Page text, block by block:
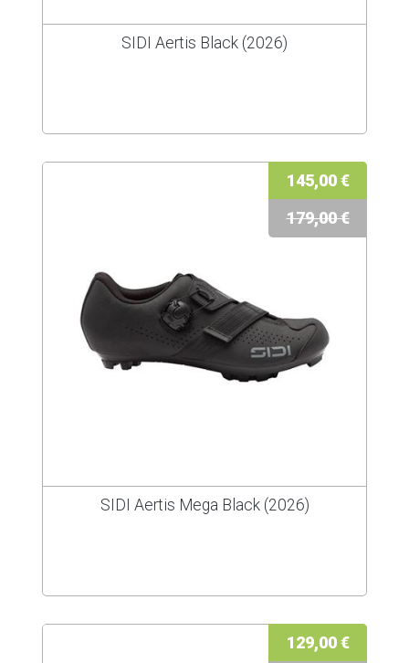
SIDI Aertis Black (2026)
145,00 €
179,00 €
SIDI Aertis Mega Black (2026)
129,00 €